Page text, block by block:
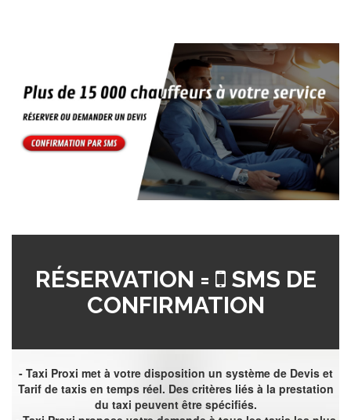
RÉSERVATION =
SMS DE
CONFIRMATION
- Taxi Proxi met à votre disposition un système de Devis et
Tarif de taxis en temps réel. Des critères liés à la prestation
du taxi peuvent être spécifiés.